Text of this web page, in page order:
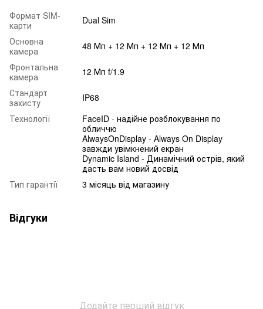
Формат SIM-
карти
Dual Sim
Основна
камера
48 Мп + 12 Мп + 12 Мп + 12 Мп
Фронтальна
камера
12 Мп f/1.9
Стандарт
захисту
IP68
Технології
FaceID - надійне розблокування по
обличчю
AlwaysOnDisplay - Always On Display
завжди увімкнений екран
Dynamic Island - Динамічний острів, який
дасть вам новий досвід
Тип гарантії
3 місяць від магазину
Відгуки
Додайте перший відгук